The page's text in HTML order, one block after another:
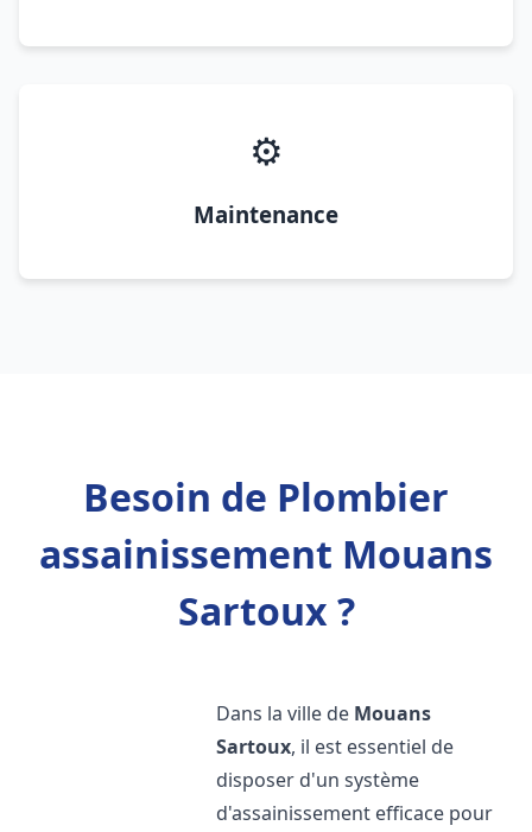
⚙️
Maintenance
Besoin de Plombier
assainissement Mouans
Sartoux ?
Dans la ville de Mouans
Sartoux, il est essentiel de
disposer d'un système
d'assainissement efficace pour